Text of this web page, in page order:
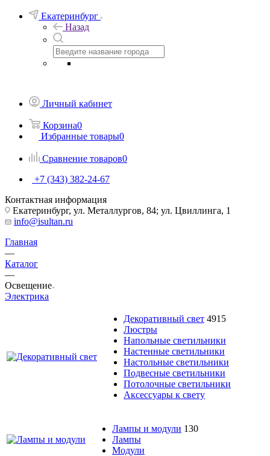
Екатеринбург
Назад
Личный кабинет
Корзина0
Избранные товары0
Сравнение товаров0
+7 (343) 382-24-67
Контактная информация
Екатеринбург, ул. Металлургов, 84; ул. Цвиллинга, 1
info@isultan.ru
Главная
—
Каталог
—
Освещение
Электрика
Декоративный свет 4915
Люстры
Напольные светильники
Настенные светильники
Настольные светильники
Подвесные светильники
Потолочные светильники
Аксессуары к свету
Лампы и модули 130
Лампы
Модули